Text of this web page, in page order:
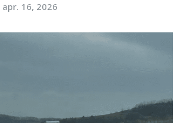
apr. 16, 2026